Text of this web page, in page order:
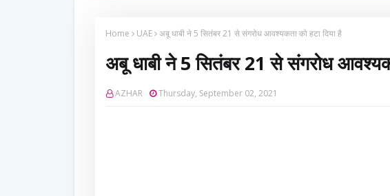
Home UAE अबू धाबी ने 5 सितंबर 21 से संगरोध आवश्यकता को हटा दिया है
अबू धाबी ने 5 सितंबर 21 से संगरोध
AZHAR Thursday, September 02, 2021